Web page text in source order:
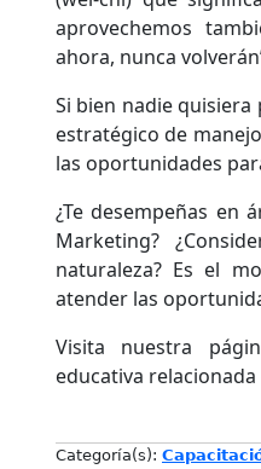
aprovechemos
ahora, nunca
Si bien nadie
estratégico de
las oportunidades
¿Te desempeñas en
Marketing?
naturaleza? Es el
atender las
Visita nuestra
educativa
Categoría(s):